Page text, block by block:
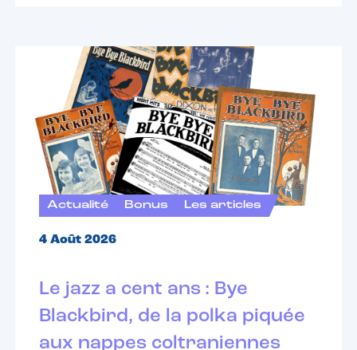
Actualité Bonus Les articles
4 Août 2026
Le jazz a cent ans : Bye
Blackbird, de la polka piquée
aux nappes coltraniennes